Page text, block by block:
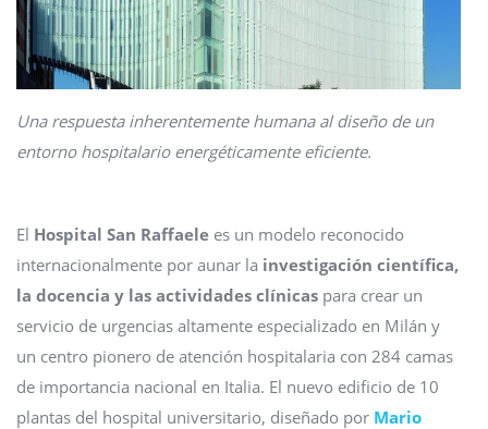
Una respuesta inherentemente humana al diseño de un
entorno hospitalario energéticamente eficiente.
El Hospital San Raffaele es un modelo reconocido
internacionalmente por aunar la investigación científica,
la docencia y las actividades clínicas para crear un
servicio de urgencias altamente especializado en Milán y
un centro pionero de atención hospitalaria con 284 camas
de importancia nacional en Italia. El nuevo edificio de 10
plantas del hospital universitario, diseñado por Mario